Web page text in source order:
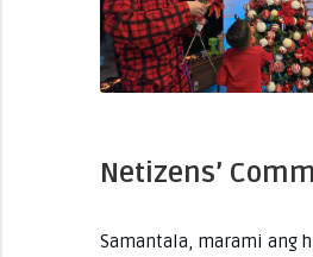
Netizens’
Samantala, marami ang